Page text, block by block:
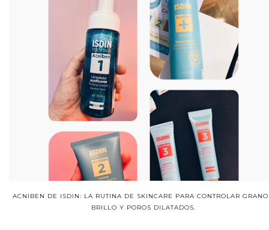
ACNIBEN DE ISDIN: LA RUTINA DE SKINCARE PARA CONTROLAR
BRILLO Y POROS DILATADOS.